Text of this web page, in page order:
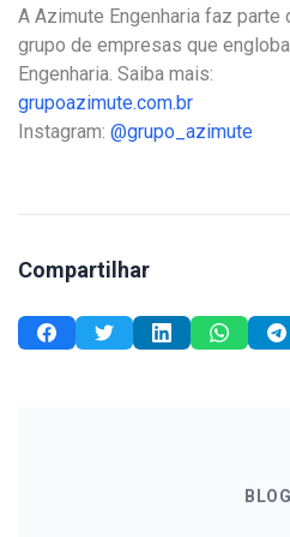
A Azimute Engenharia faz parte
grupo de empresas que
Engenharia. Saiba mais:
grupoazimute.com.br
Instagram: @grupo_azimute
Compartilhar
BLOG